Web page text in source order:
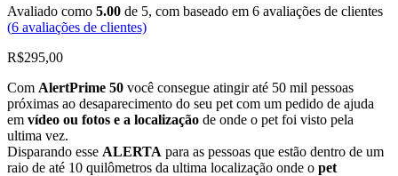
Avaliado como 5.00 de 5, com baseado em 6 avaliações de clientes
(6 avaliações de clientes)
R$295,00
Com AlertPrime 50 você consegue atingir até 50 mil pessoas
próximas ao desaparecimento do seu pet com um pedido de ajuda
em vídeo ou fotos e a localização de onde o pet foi visto pela
ultima vez.
Disparando esse ALERTA para as pessoas que estão dentro de um
raio de até 10 quilômetros da ultima localização onde o pet